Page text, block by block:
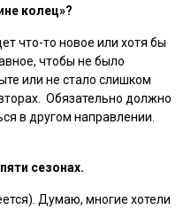
колец»?
что-то новое или хотя бы
чтобы не было
или не стало слишком
Обязательно должно
в другом направлении.
сезонах.
Думаю, многие хотели